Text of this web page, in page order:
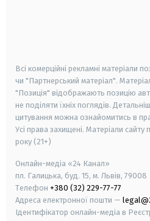
Всі комерційні рекламні матеріали
чи "Партнерський матеріал".
"Позиція" відображають позицію
не поділяти їхніх поглядів.
цитування можна ознайомитись в
Усі права захищені. Матеріали сайту
року (21+)
Онлайн-медіа «24 Канал»
пл. Галицька, буд. 15, м. Львів, 79008
Телефон +380 (32) 229-77-77
Адреса електронної пошти —
Ідентифікатор онлайн-медіа в